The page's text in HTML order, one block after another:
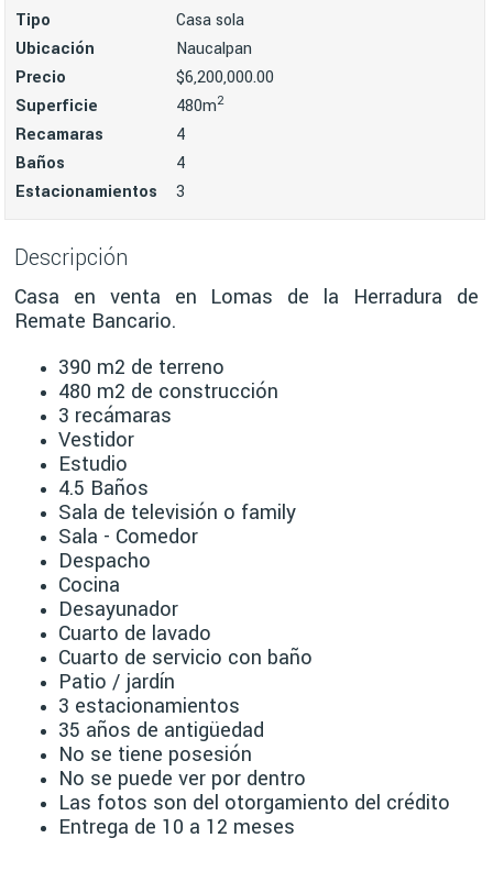
Tipo
Casa sola
Ubicación
Naucalpan
Precio
$6,200,000.00
Superficie
480m2
Recamaras
4
Baños
4
Estacionamientos
3
Descripción
Casa en venta en Lomas de la Herradura de
Remate Bancario.
390 m2 de terreno
480 m2 de construcción
3 recámaras
Vestidor
Estudio
4.5 Baños
Sala de televisión o family
Sala - Comedor
Despacho
Cocina
Desayunador
Cuarto de lavado
Cuarto de servicio con baño
Patio / jardín
3 estacionamientos
35 años de antigüedad
No se tiene posesión
No se puede ver por dentro
Las fotos son del otorgamiento del crédito
Entrega de 10 a 12 meses